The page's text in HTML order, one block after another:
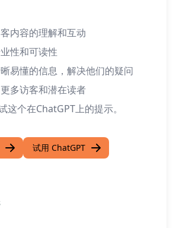
内容的理解和互动
性和可读性
易懂的信息，解决他们的疑问
多访客和潜在读者
这个在ChatGPT上的提示。
试用 ChatGPT